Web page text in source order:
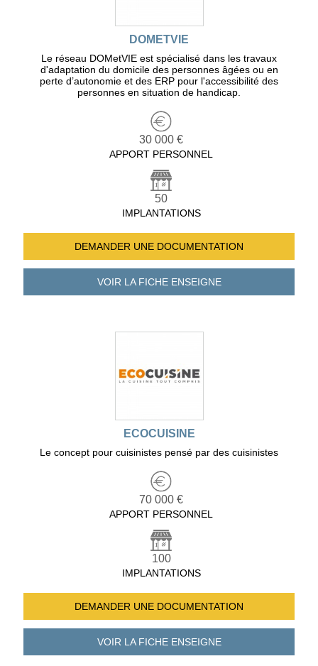
DOMETVIE
Le réseau DOMetVIE est spécialisé dans les travaux
d'adaptation du domicile des personnes âgées ou en
perte d’autonomie et des ERP pour l'accessibilité des
personnes en situation de handicap.
30 000 €
APPORT PERSONNEL
50
IMPLANTATIONS
DEMANDER UNE DOCUMENTATION
VOIR LA FICHEENSEIGNE
ECOCUISINE
Le concept pour cuisinistes pensé par des cuisinistes
70 000 €
APPORT PERSONNEL
100
IMPLANTATIONS
DEMANDER UNE DOCUMENTATION
VOIR LA FICHEENSEIGNE